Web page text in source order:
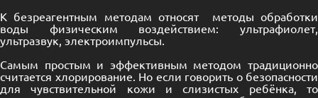
К безреагентным методам относят методы обработки
воды физическим воздействием: ультрафиолет,
ультразвук, электроимпульсы.
Самым простым и эффективным методом традиционно
считается хлорирование. Но если говорить о безопасности
для чувствительной кожи и слизистых ребёнка, то